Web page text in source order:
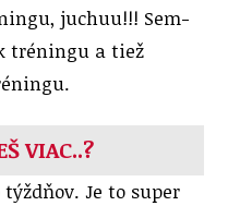
juchuu!!! Sem-
tréningu a tiež
VIAC..?
Je to super